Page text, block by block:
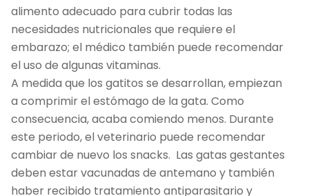
alimento adecuado para cubrir todas las
necesidades nutricionales que requiere el
embarazo; el médico también puede recomendar
el uso de algunas vitaminas.
A medida que los gatitos se desarrollan, empiezan
a comprimir el estómago de la gata. Como
consecuencia, acaba comiendo menos. Durante
este periodo, el veterinario puede recomendar
cambiar de nuevo los snacks. Las gatas gestantes
deben estar vacunadas de antemano y también
haber recibido tratamiento antiparasitario y